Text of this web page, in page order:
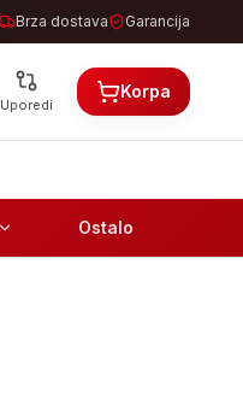
Brza dostava Garancija
Uporedi
Korpa
Ostalo